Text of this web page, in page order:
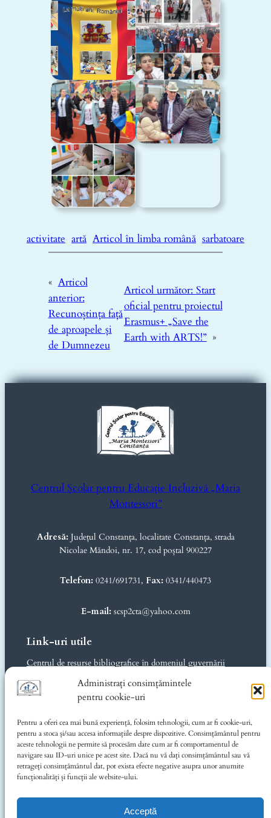
Administrați consimțămintele
pentru cookie-uri
Pentru a oferi cea mai bună experiență, folosim tehnologii, cum ar fi cookie-uri,
pentru a stoca și/sau accesa informațiile despre dispozitive. Consimțământul pentru
aceste tehnologii ne permite să procesăm date cum ar fi comportamentul de
navigare sau ID-uri unice pe acest site. Dacă nu vă dați consimțământul sau vă
retrageți consimțământul dat, pot exista efecte negative asupra unor anumite
funcționalități și funcții ale website-ului.
Acceptă
activitate artă Articol în limba română sarbatoare
« Articol
anterior:
Recunoștința față
de aproapele și
de Dumnezeu
Articol următor: Start
oficial pentru proiectul
Erasmus+ „Save the
Earth with ARTS!” »
Centrul Școlar pentru Educație Incluzivă „Maria
Montessori”
Adresă:Județul Constanța, localitate Constanța, strada
Nicolae Măndoi, nr. 17, cod poștal 900227
Telefon: 0241/691731, Fax: 0341/440473
E-mail:scsp2cta@yahoo.com
Link-uri utile
Centrul de resurse bibliografice în domeniul guvernării
Ministerul Educației și Cercetării
Inspectoratul Școlar Județean Constanța
CJRAE Constanța
Music for Autism România
Informații legale
Politica de confidențialitate
Privacy Policy